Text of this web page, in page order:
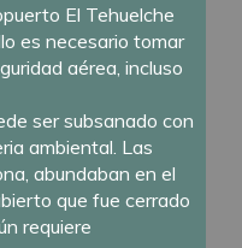
El Tehuelche
es necesario tomar
aérea, incluso
ser subsanado con
ambiental. Las
abundaban en el
que fue cerrado
requiere